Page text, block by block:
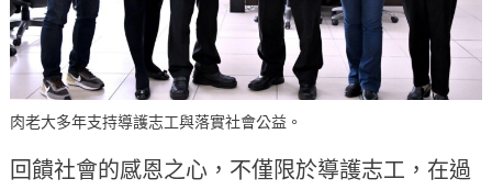
肉老大多年支持導護志工與落實社會公益。
回饋社會的感恩之心，不僅限於導護志工，在過